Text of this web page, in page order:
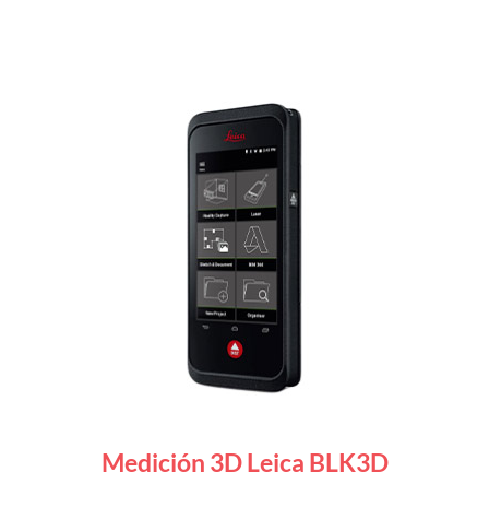
Medición 3D Leica BLK3D